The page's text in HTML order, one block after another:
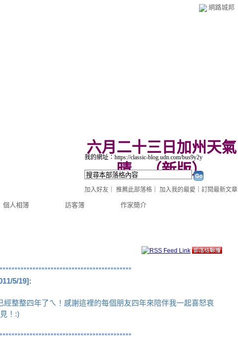
網路城邦
六月二十三日加州天氣
晴（新版）
個人相簿 訪客簿 作家簡介
加入好友 推薦此部落格 加入我的最愛 訂閱最新文章
我的網址：https://classic-blog.udn.com/bus9y2y
5/19]:
經整整四年了ㄟ！感謝這裡的每個朋友四年來陪伴我一起喜怒哀
！:)